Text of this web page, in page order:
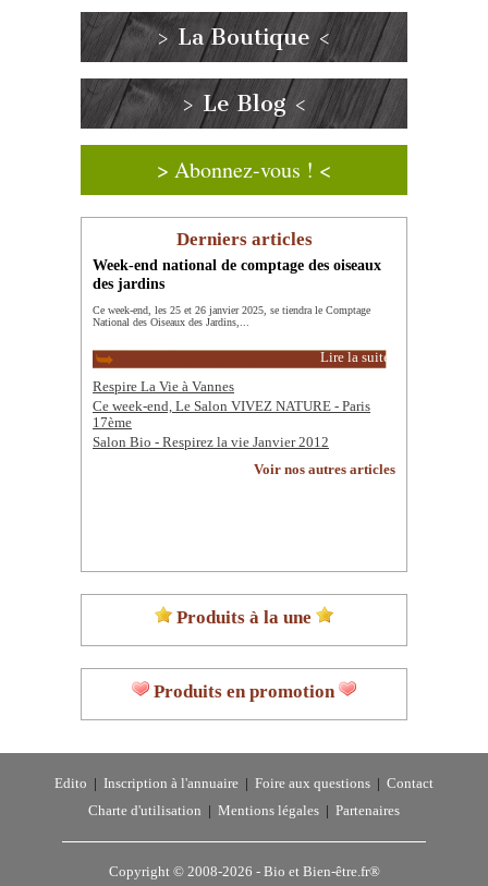
> La Boutique <
> Le Blog <
> Abonnez-vous ! <
Derniers articles
Week-end national de comptage des oiseaux
des jardins
Ce week-end, les 25 et 26 janvier 2025, se tiendra le Comptage
National des Oiseaux des Jardins,...
Lire la suite
Respire La Vie à Vannes
Ce week-end, Le Salon VIVEZ NATURE - Paris
17ème
Salon Bio - Respirez la vie Janvier 2012
Voir nos autres articles
Produits à la une
Produits en promotion
Edito | Inscription à l'annuaire | Foire aux questions | Contact
Charte d'utilisation | Mentions légales | Partenaires
Copyright © 2008-2026 - Bio et Bien-être.fr®